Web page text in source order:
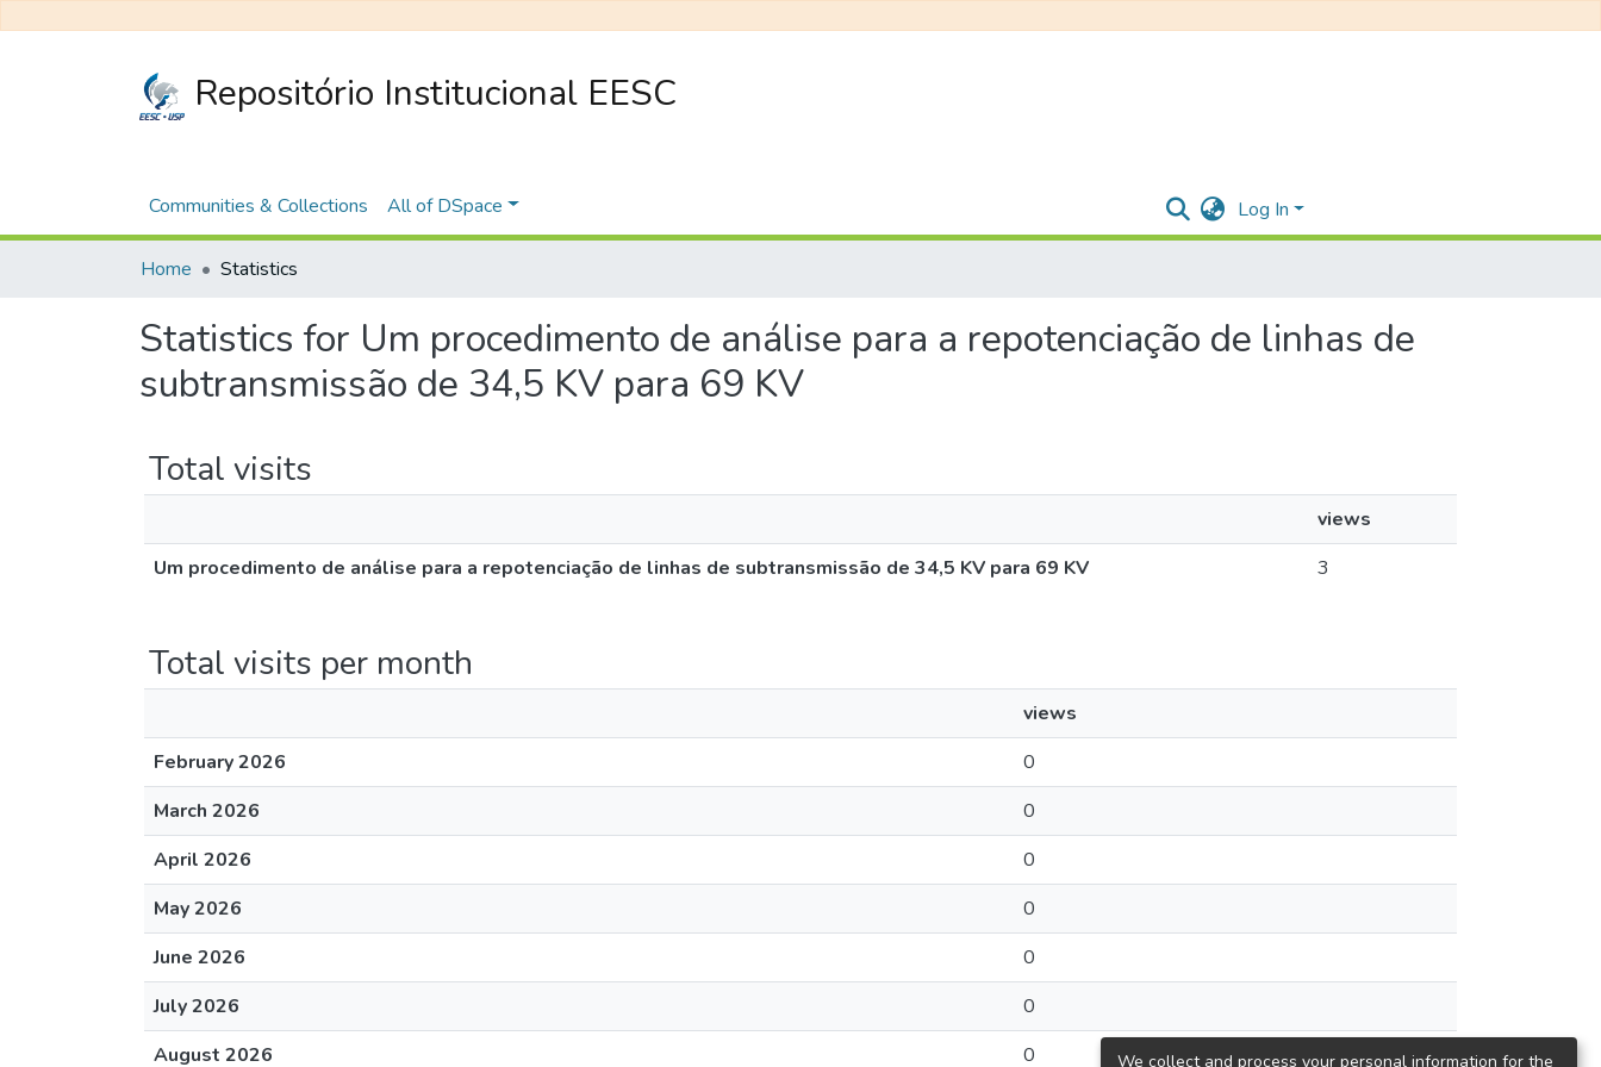
Repositório Institucional EESC
Communities & Collections All of DSpace Log In
Home Statistics
Statistics for Um procedimento de análise para a repotenciação de linhas de
subtransmissão de 34,5 KV para 69 KV
Total visits
views
Um procedimento de análise para a repotenciação de linhas de subtransmissão de 34,5 KV para 69 KV
3
Total visits per month
views
February 2026
0
March 2026
0
April 2026
0
May 2026
0
June 2026
0
July 2026
0
August 2026
0 We collect and process your personal information for the